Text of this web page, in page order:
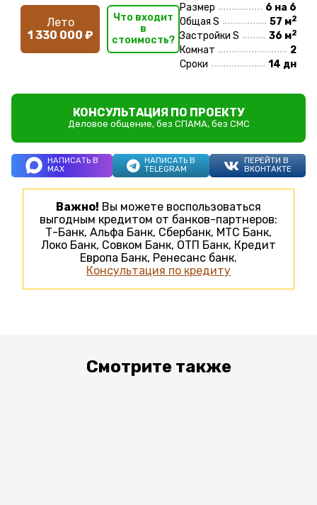
Лето
1 330 000 ₽
Что входит
в
стоимость?
Размер
6 на 6
Общая S
57 м2
Застройки S 36 м2
Комнат
2
Сроки
14 дн
КОНСУЛЬТАЦИЯ ПО ПРОЕКТУ
Деловое общение, без СПАМА, без СМС
НАПИСАТЬ В
MAX
НАПИСАТЬ В
TELEGRAM
ПЕРЕЙТИ В
ВКОНТАКТЕ
Важно! Вы можете воспользоваться
выгодным кредитом от банков-партнеров:
Т-Банк, Альфа Банк, Сбербанк, МТС Банк,
Локо Банк, Совком Банк, ОТП Банк, Кредит
Европа Банк, Ренесанс банк.
Консультация по кредиту
Смотрите также